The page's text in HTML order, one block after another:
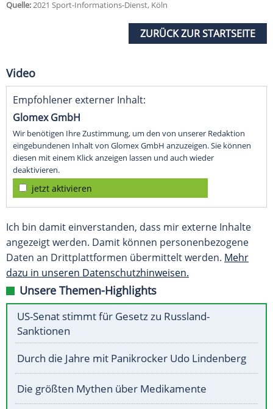
Quelle:2021 Sport-Informations-Dienst, Köln
ZURÜCK ZUR STARTSEITE
Video
Empfohlener externer Inhalt:
Glomex GmbH
Wir benötigen Ihre Zustimmung, um den von unserer Redaktion
eingebundenen Inhalt von Glomex GmbH anzuzeigen. Sie können
diesen mit einem Klick anzeigen lassen und auch wieder
deaktivieren.
jetzt aktivieren
Ich bin damit einverstanden, dass mir externe Inhalte
angezeigt werden. Damit können personenbezogene
Daten an Drittplattformen übermittelt werden. Mehr
dazu in unseren Datenschutzhinweisen.
Unsere Themen-Highlights
US-Senat stimmt für Gesetz zu Russland-
Sanktionen
Durch die Jahre mit Panikrocker Udo Lindenberg
Die größten Mythen über Medikamente